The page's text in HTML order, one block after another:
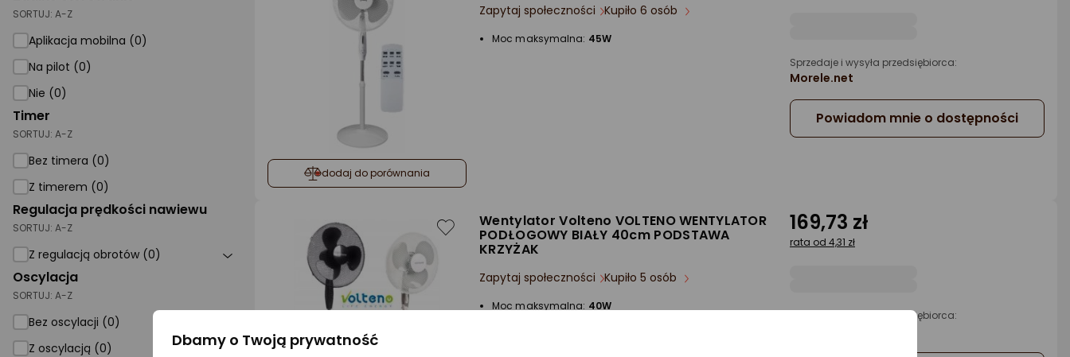
SORTUJ: A-Z
Aplikacja mobilna (0)
Na pilot (0)
Nie (0)
Timer
SORTUJ: A-Z
Bez timera (0)
Z timerem (0)
Regulacja prędkości nawiewu
SORTUJ: A-Z
Z regulacją obrotów (0)
Oscylacja
SORTUJ: A-Z
Bez oscylacji (0)
Z oscylacją (0)
dodaj do porównania
Zapytaj społeczności Kupiło 6 osób
Moc maksymalna: 45W
Sprzedaje i wysyła przedsiębiorca:
Morele.net
Powiadom mnie o dostępności
Wentylator Volteno VOLTENO WENTYLATOR
PODŁOGOWY BIAŁY 40cm PODSTAWA
KRZYŻAK
Zapytaj społeczności Kupiło 5 osób
Moc maksymalna: 40W
169,73 zł
rata od 4,31 zł
Sprzedaje i wysyła przedsiębiorca:
Dbamy o Twoją prywatność